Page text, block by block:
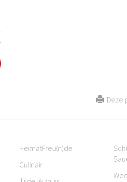
Deze
HeimatFreu(n)de
Culinair